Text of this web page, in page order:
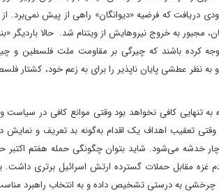
مجبور به خروج نیروهایش از ویتنام شد. حالا باردیگر
کرده باشند که چیرگی بر مقاومت ملت فلسطین و
به نظر عطشی پایان ناپذیر را برای به زعم خود، کشتار
به تنهایی کافی نخواهد بود وقتی موانع کافی در
وقتی تعقیب اهداف یک اقدام به‌گونه بد تعریف و
خدشه می‌شود. شاید بتوان چگونگی حمله هفتم
غزه مقابل حملات گسترده ارتش اسرائیل برتری
به درستی تشخیص داده و به انتخاب راهبرد